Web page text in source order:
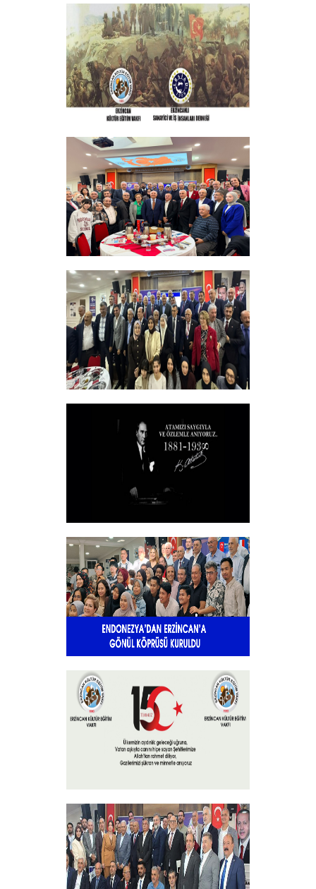
GELENEKSEL ŞEHİTLERİMİZİ ANMA
PROGRAMI DÜZENLEDİK
+
ERZINCAN VE TÜM SEHITLERI ANMA
PROGRAMI
+
Sadık Ağça Yeniden Başkan Seçildi
+
Vakfımızın 2025-2026 Yılı Burs
Toplantısı Yapıldı.
+
10 KASIM
+
Endonezya’dan Erzincan’a gönül
köprüsü
+
15 Temmuz 2025
+